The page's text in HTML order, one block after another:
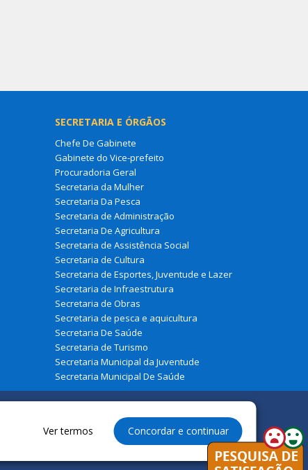
SECRETARIA E ÓRGÃOS
Chefe De Gabinete
Gabinete do Vice-prefeito
Procuradoria Geral
Secretaria da Mulher
Secretaria Da Pesca
Secretaria de Administração
Secretaria De Agricultura
Secretaria de Assistência Social
Secretaria de Cultura
Secretaria de Esportes, Juventude e Lazer
Secretaria de Infraestrutura
Secretaria de Obras
Secretaria de pesca e aquicultura
Secretaria De Saúde
Secretaria de Turismo
Secretaria Municipal da Juventude
Secretaria Municipal De Saúde
à Prefeitura Municipal de Paulino Neves
Ver termos Concordar e continuar